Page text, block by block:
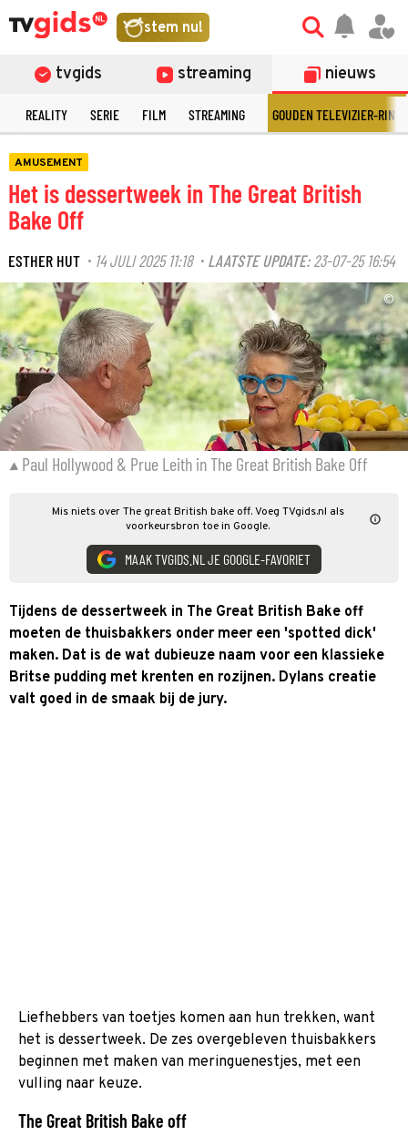
stem nu!
tvgids streaming nieuws
REALITY SERIE FILM STREAMING GOUDEN TELEVIZIER-RING
AMUSEMENT
Het is dessertweek in The Great British
Bake Off
ESTHER HUT · 14 JULI 2025 11:18· LAATSTE UPDATE: 23-07-25 16:54
©
Paul Hollywood & Prue Leith in The Great British Bake Off
Mis niets over The great British bake off. Voeg TVgids.nl als
voorkeursbron toe in Google.
MAAK TVGIDS.NL JE GOOGLE-FAVORIET
Tijdens de dessertweek in The Great British Bake off
moeten de thuisbakkers onder meer een 'spotted dick'
maken. Dat is de wat dubieuze naam voor een klassieke
Britse pudding met krenten en rozijnen. Dylans creatie
valt goed in de smaak bij de jury.
Liefhebbers van toetjes komen aan hun trekken, want
het is dessertweek. De zes overgebleven thuisbakkers
beginnen met maken van meringuenestjes, met een
vulling naar keuze.
The Great British Bake off